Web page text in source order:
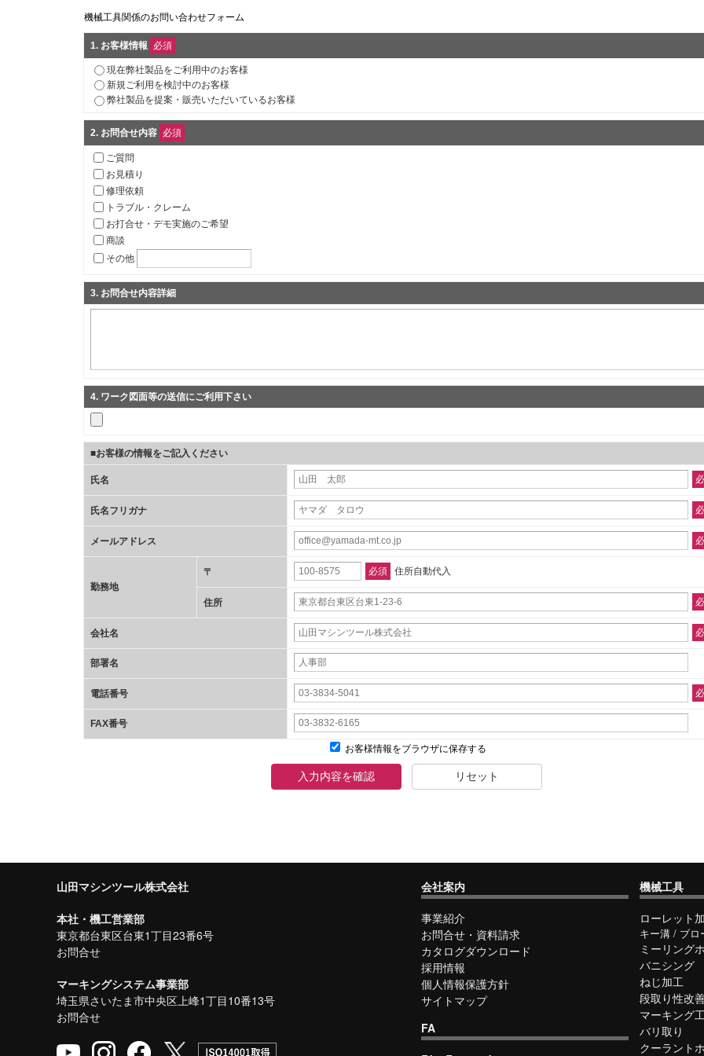
機械工具関係のお問い合わせフォーム
1. お客様情報 必須
現在弊社製品をご利用中のお客様
新規ご利用を検討中のお客様
弊社製品を提案・販売いただいているお客様
2. お問合せ内容 必須
ご質問
お見積り
修理依頼
トラブル・クレーム
お打合せ・デモ実施のご希望
商談
その他
3. お問合せ内容詳細
4. ワーク図面等の送信にご利用下さい
■お客様の情報をご記入ください
氏名
氏名フリガナ
メールアドレス
勤務地
〒 必須 住所自動代入
住所
会社名
部署名
電話番号
FAX番号
お客様情報をブラウザに保存する
入力内容を確認 リセット
山田マシンツール株式会社
本社・機工営業部
東京都台東区台東1丁目23番6号
お問合せ
マーキングシステム事業部
埼玉県さいたま市中央区上峰1丁目10番13号
お問合せ
会社案内
事業紹介
お問合せ・資料請求
カタログダウンロード
採用情報
個人情報保護方針
サイトマップ
FA
機械工具
ローレット
キー溝 / ブロ
ミーリング
バニシング
ねじ加工
段取り性改
マーキング
バリ取り
クーラント